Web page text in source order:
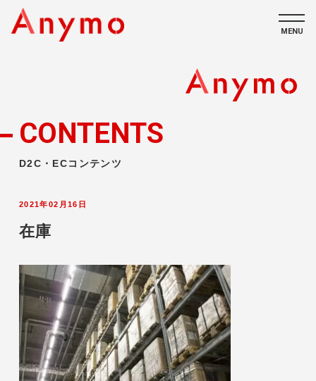
私たちについて
MENU
CONTENTS
D2C・ECコンテンツ
2021年02月16日
在庫